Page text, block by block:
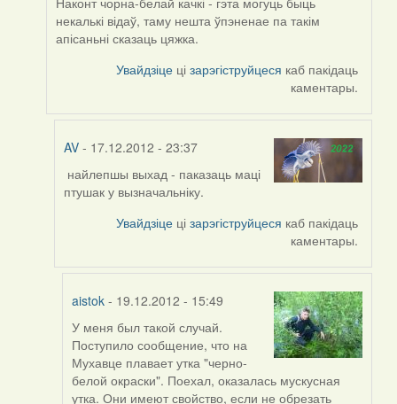
некалькі відаў, таму нешта ўпэненае па такім
апісаньні сказаць цяжка.
Увайдзіце цізарэгіструйцеся каб пакідаць
каментары.
AV - 17.12.2012 - 23:37
In
reply
найлепшы выхад - паказаць маці
птушак у вызначальніку.
Увайдзіце цізарэгіструйцеся каб пакідаць
каментары.
aistok - 19.12.2012 - 15:49
In
reply
to
by
У меня был такой случай.
Поступило сообщение, что на
Мухавце плавает утка "черно-
белой окраски". Поехал, оказалась мускусная
утка. Они имеют свойство, если не обрезать